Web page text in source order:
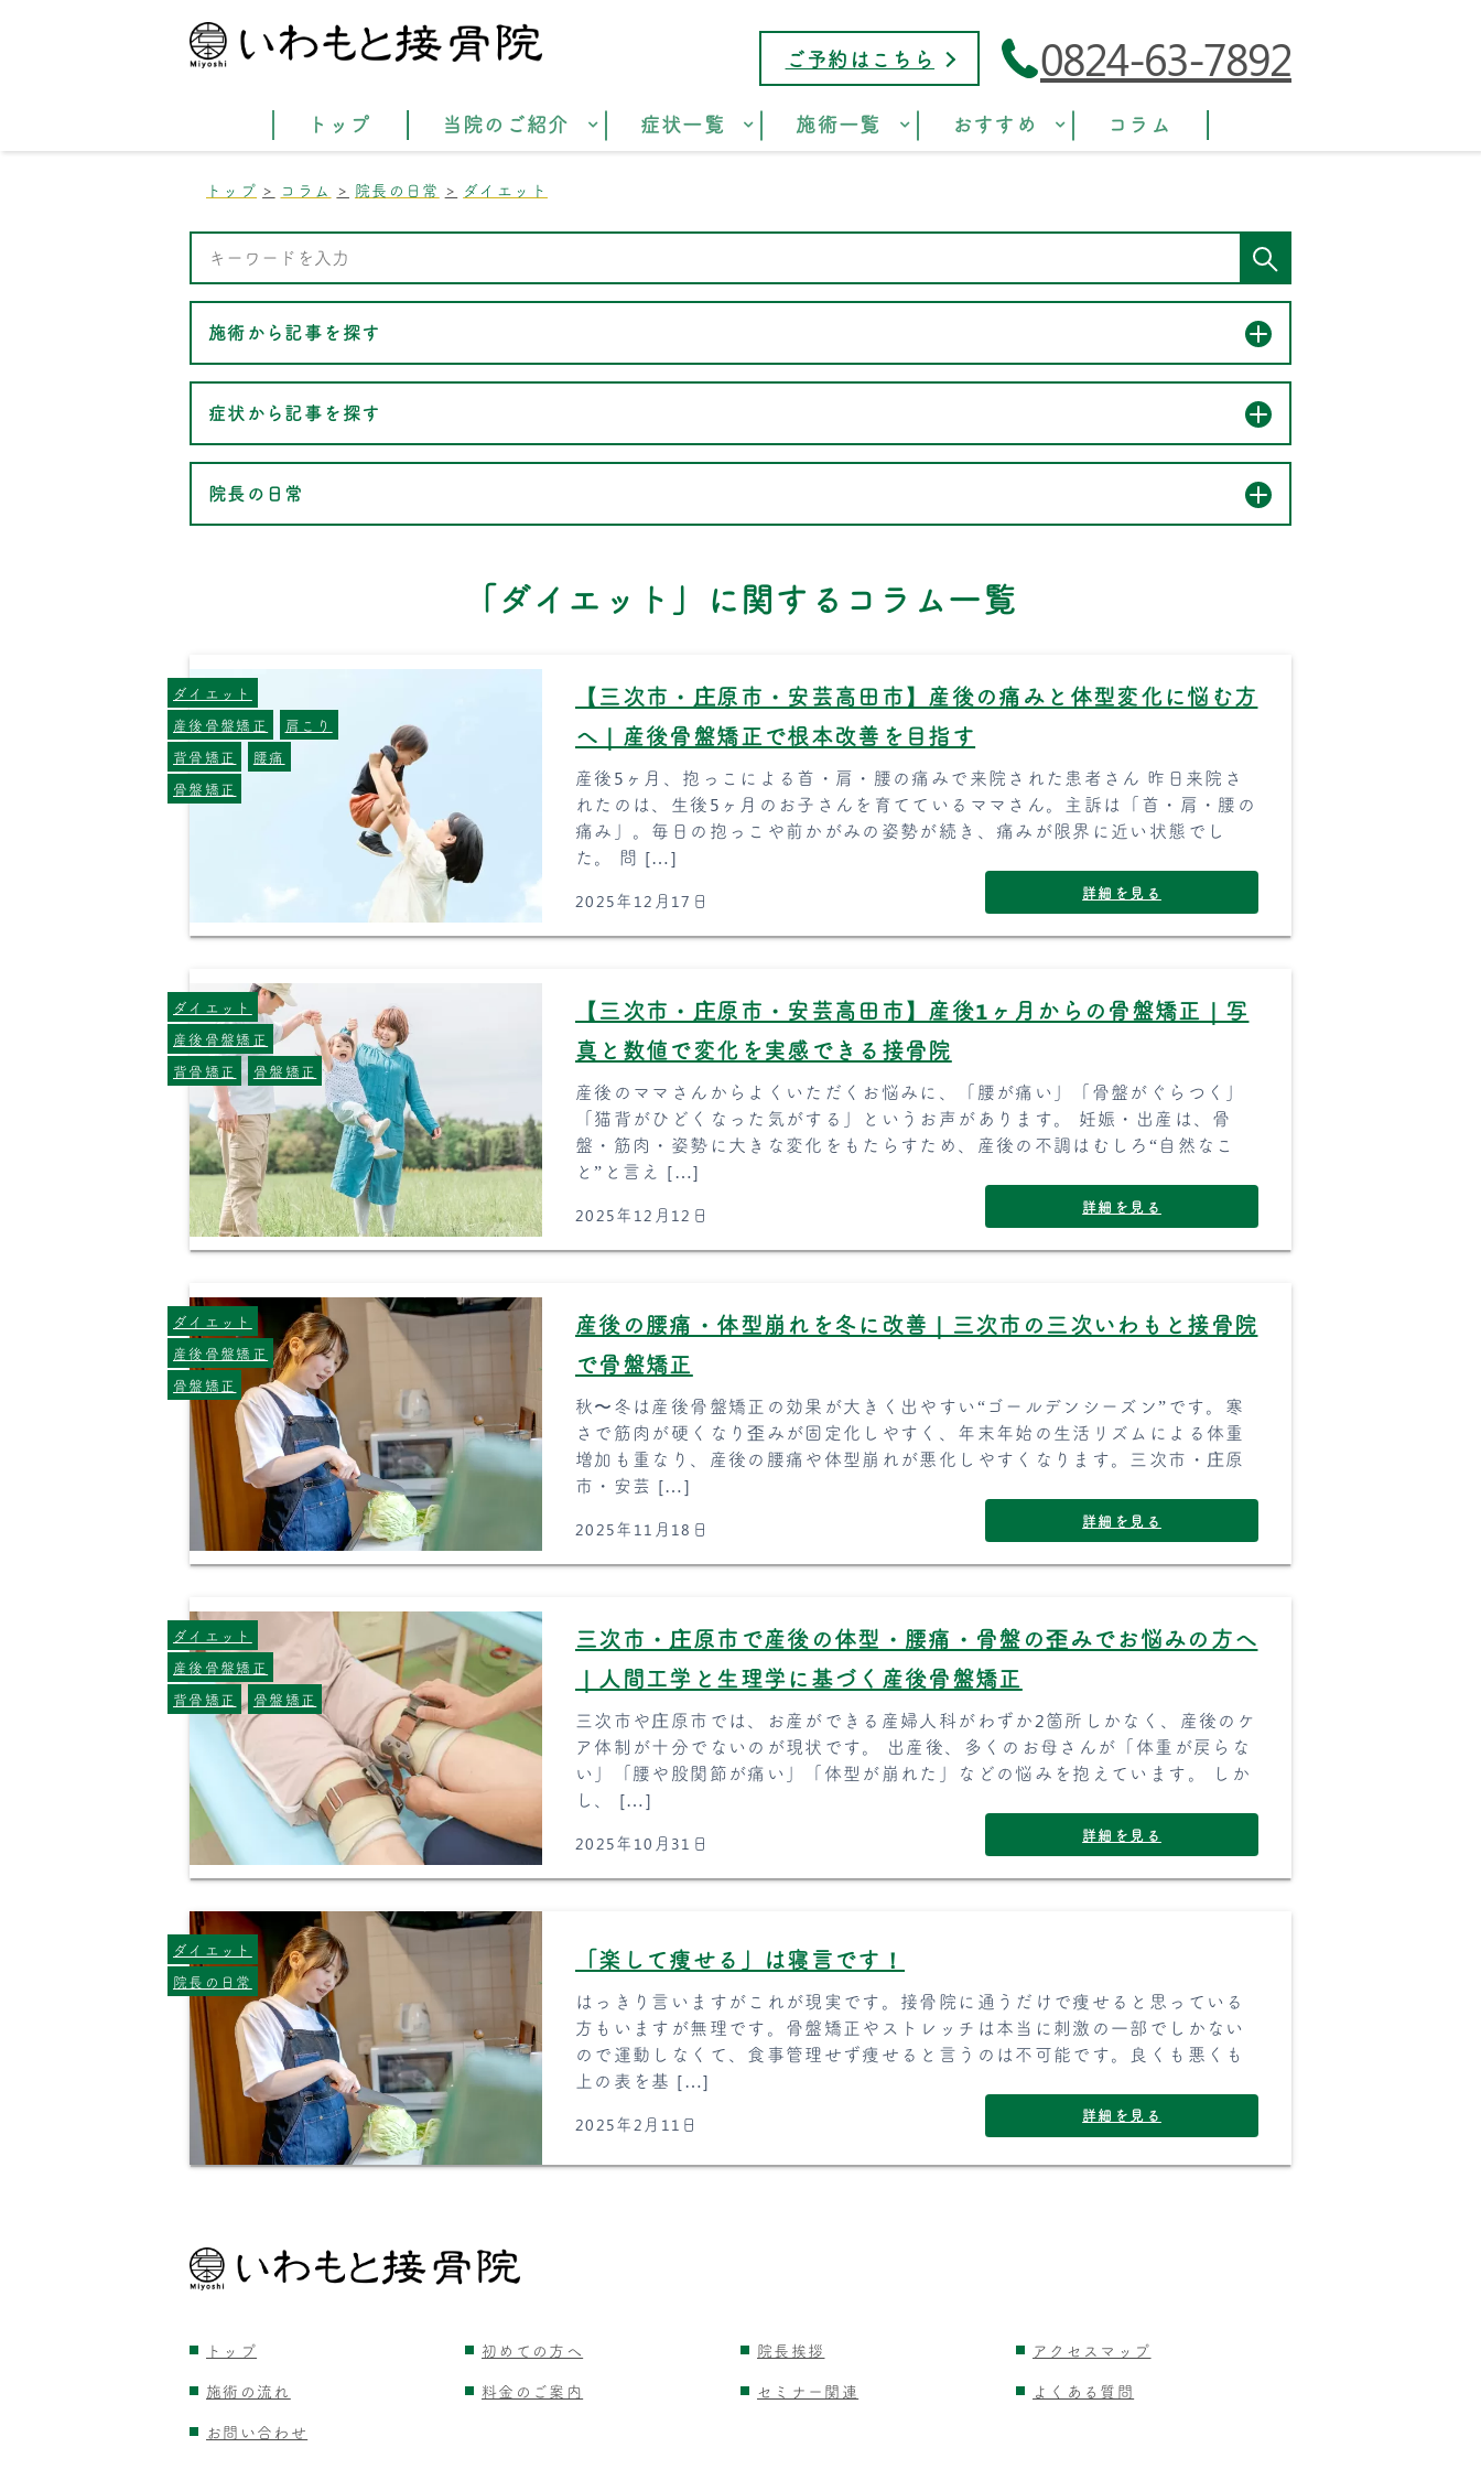
ご予約はこちら 0824-63-7892
トップ 当院のご紹介 症状一覧 施術一覧 おすすめ コラム
トップ コラム 院長の日常 ダイエット
施術から記事を探す
症状から記事を探す
院長の日常
「ダイエット」に関するコラム一覧
【三次市・庄原市・安芸高田市】産後の痛みと体型変化に悩む方
へ｜産後骨盤矯正で根本改善を目指す
産後5ヶ月、抱っこによる首・肩・腰の痛みで来院された患者さん 昨日来院さ
れたのは、生後5ヶ月のお子さんを育てているママさん。主訴は「首・肩・腰の
痛み」。毎日の抱っこや前かがみの姿勢が続き、痛みが限界に近い状態でし
た。 問 […]
2025年12月17日 詳細を見る
ダイエット
産後骨盤矯正
肩こり
背骨矯正
腰痛
骨盤矯正
【三次市・庄原市・安芸高田市】産後1ヶ月からの骨盤矯正｜写
真と数値で変化を実感できる接骨院
産後のママさんからよくいただくお悩みに、「腰が痛い」「骨盤がぐらつく」
「猫背がひどくなった気がする」というお声があります。 妊娠・出産は、骨
盤・筋肉・姿勢に大きな変化をもたらすため、産後の不調はむしろ“自然なこ
と”と言え […]
2025年12月12日 詳細を見る
ダイエット
産後骨盤矯正
背骨矯正
骨盤矯正
産後の腰痛・体型崩れを冬に改善｜三次市の三次いわもと接骨院
で骨盤矯正
秋〜冬は産後骨盤矯正の効果が大きく出やすい“ゴールデンシーズン”です。寒
さで筋肉が硬くなり歪みが固定化しやすく、年末年始の生活リズムによる体重
増加も重なり、産後の腰痛や体型崩れが悪化しやすくなります。三次市・庄原
市・安芸 […]
2025年11月18日 詳細を見る
ダイエット
産後骨盤矯正
骨盤矯正
三次市・庄原市で産後の体型・腰痛・骨盤の歪みでお悩みの方へ
｜人間工学と生理学に基づく産後骨盤矯正
三次市や庄原市では、お産ができる産婦人科がわずか2箇所しかなく、産後のケ
ア体制が十分でないのが現状です。 出産後、多くのお母さんが「体重が戻らな
い」「腰や股関節が痛い」「体型が崩れた」などの悩みを抱えています。 しか
し、 […]
2025年10月31日 詳細を見る
ダイエット
産後骨盤矯正
背骨矯正
骨盤矯正
「楽して痩せる」は寝言です！
はっきり言いますがこれが現実です。接骨院に通うだけで痩せると思っている
方もいますが無理です。骨盤矯正やストレッチは本当に刺激の一部でしかない
ので運動しなくて、食事管理せず痩せると言うのは不可能です。良くも悪くも
上の表を基 […]
2025年2月11日 詳細を見る
ダイエット
院長の日常
トップ 初めての方へ 院長挨拶
アクセスマップ
施術の流れ
料金のご案内 セミナー関連
よくある質問
お問い合わせ